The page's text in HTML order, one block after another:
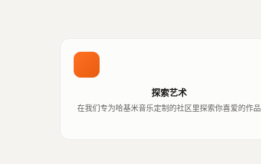
探索艺术
在我们专为哈基米音乐定制的社区里探索你喜爱的作品